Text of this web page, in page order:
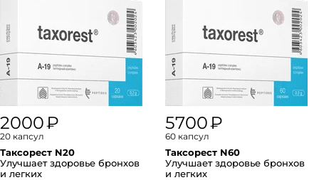
2000 ₽
20 капсул
Таксорест N20
Улучшает здоровье бронхов
и легких
5700 ₽
60 капсул
Таксорест N60
Улучшает здоровье бронхов
и легких